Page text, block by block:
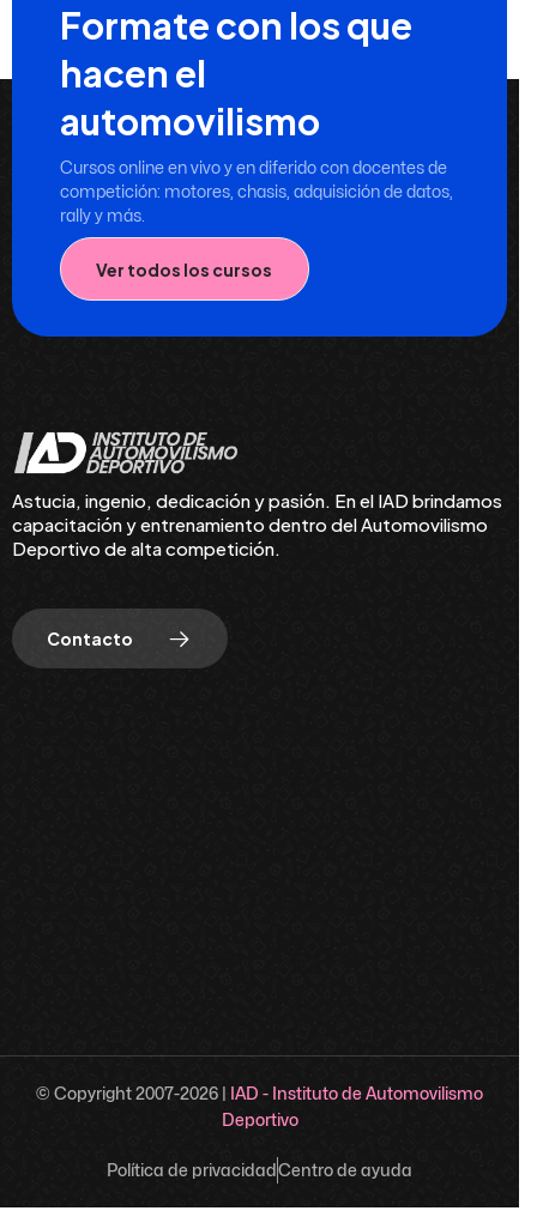
Formate con los que
hacen el
automovilismo
Cursos online en vivo y en diferido con docentes de
competición: motores, chasis, adquisición de datos,
rally y más.
Ver todos los cursos
Astucia, ingenio, dedicación y pasión. En el IAD brindamos
capacitación y entrenamiento dentro del Automovilismo
Deportivo de alta competición.
Contacto
© Copyright 2007-2026 | IAD - Instituto de Automovilismo
Deportivo
Política de privacidadCentro de ayuda